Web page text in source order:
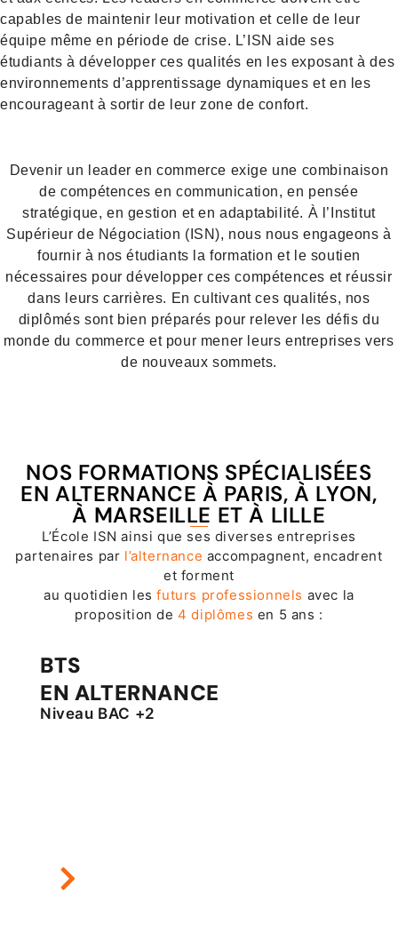
capables de maintenir leur motivation et celle de leur
équipe même en période de crise. L’ISN aide ses
étudiants à développer ces qualités en les exposant à des
environnements d’apprentissage dynamiques et en les
encourageant à sortir de leur zone de confort.
Devenir un leader en commerce exige une combinaison
de compétences en communication, en pensée
stratégique, en gestion et en adaptabilité. À l’Institut
Supérieur de Négociation (ISN), nous nous engageons à
fournir à nos étudiants la formation et le soutien
nécessaires pour développer ces compétences et réussir
dans leurs carrières. En cultivant ces qualités, nos
diplômés sont bien préparés pour relever les défis du
monde du commerce et pour mener leurs entreprises vers
de nouveaux sommets.
NOS FORMATIONS SPÉCIALISÉES
EN ALTERNANCE À PARIS, À LYON,
À MARSEILLE ET À LILLE
L’École ISN ainsi que ses diverses entreprises
partenaires par l’alternance accompagnent, encadrent
et forment
au quotidien lesfuturs professionnels avec la
proposition de4 diplômes en 5 ans :
BTS
EN ALTERNANCE
Niveau BAC +2